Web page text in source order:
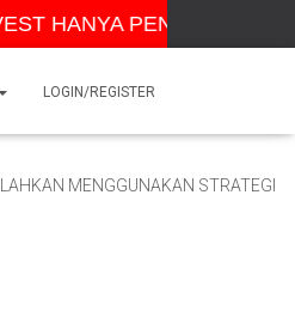
HANYA PENYEDIA
LOGIN/REGISTER
MENGGUNAKAN STRATEGI